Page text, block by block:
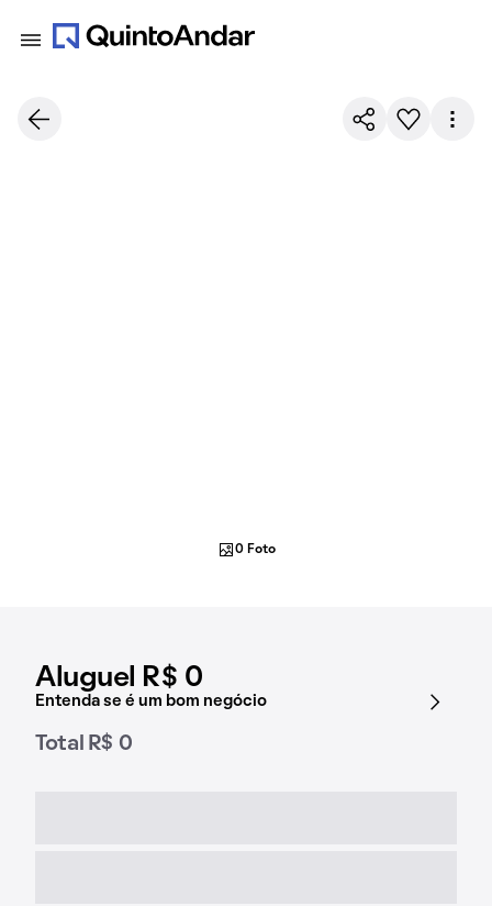
Aluguel R$ 0
Entenda se é um bom negócio
Total R$ 0
0 Foto